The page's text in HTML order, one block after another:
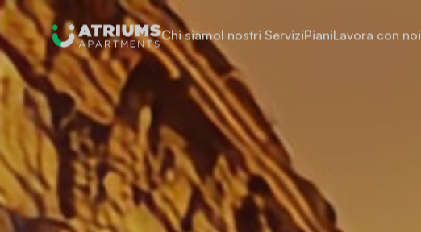
Chi siamoI nostri ServiziPianiLavora con noi